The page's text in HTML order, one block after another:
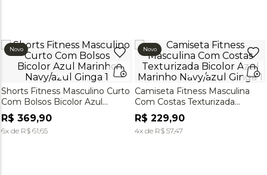
Novo
Shorts Fitness Masculino Curto
Com Bolsos Bicolor Azul
Marinho Navy/azul Ginga
R$ 369,90
6x de R$ 61 ,65
Novo
Camiseta Fitness Masculina
Com Costas Texturizada
Bicolor Azul Marinho Navy/azul
Ginga
R$ 229,90
4x de R$ 57,47